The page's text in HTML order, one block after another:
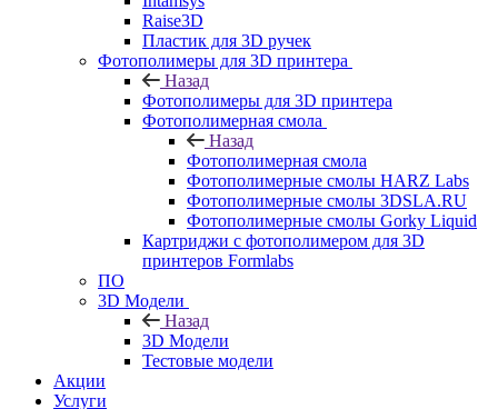
Raise3D
Пластик для 3D ручек
Фотополимеры для 3D принтера
Назад
Фотополимеры для 3D принтера
Фотополимерная смола
Назад
Фотополимерная смола
Фотополимерные смолы HARZ Labs
Фотополимерные смолы 3DSLA.RU
Фотополимерные смолы Gorky Liquid
Картриджи с фотополимером для 3D
принтеров Formlabs
ПО
3D Модели
Назад
3D Модели
Тестовые модели
Акции
Услуги